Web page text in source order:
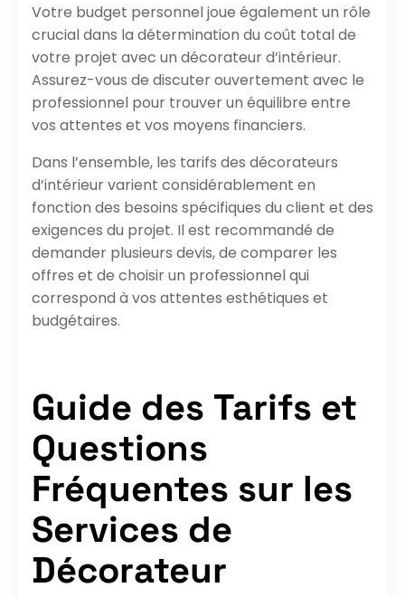
Votre budget personnel joue également un rôle
crucial dans la détermination du coût total de
votre projet avec un décorateur d’intérieur.
Assurez-vous de discuter ouvertement avec le
professionnel pour trouver un équilibre entre
vos attentes et vos moyens financiers.
Dans l’ensemble, les tarifs des décorateurs
d’intérieur varient considérablement en
fonction des besoins spécifiques du client et des
exigences du projet. Il est recommandé de
demander plusieurs devis, de comparer les
offres et de choisir un professionnel qui
correspond à vos attentes esthétiques et
budgétaires.
Guide des Tarifs et
Questions
Fréquentes sur les
Services de
Décorateur